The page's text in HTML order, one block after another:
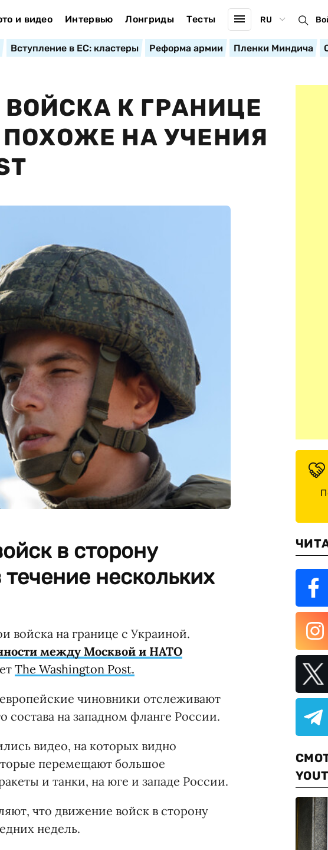
и видео Интервью Лонгриды Тесты RU
Вступление в ЕС: кластеры Реформа армии Пленки Миндича
К ГРАНИЦЕ
НА УЧЕНИЯ
в сторону
нескольких
войска на границе с Украиной.
между Москвой и НАТО
The Washington Post.
чиновники отслеживают
на западном фланге России.
видео, на которых видно
перемещают большое
и танки, на юге и западе России.
что движение войск в сторону
недель.